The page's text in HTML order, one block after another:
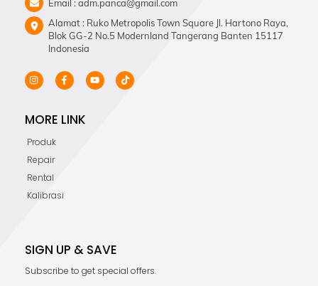
Email : adm.panca@gmail.com
Alamat : Ruko Metropolis Town Square Jl. Hartono Raya,
Blok GG-2 No.5 Modernland Tangerang Banten 15117
Indonesia
MORE LINK
Produk
Repair
Rental
Kalibrasi
SIGN UP & SAVE
Subscribe to get special offers.